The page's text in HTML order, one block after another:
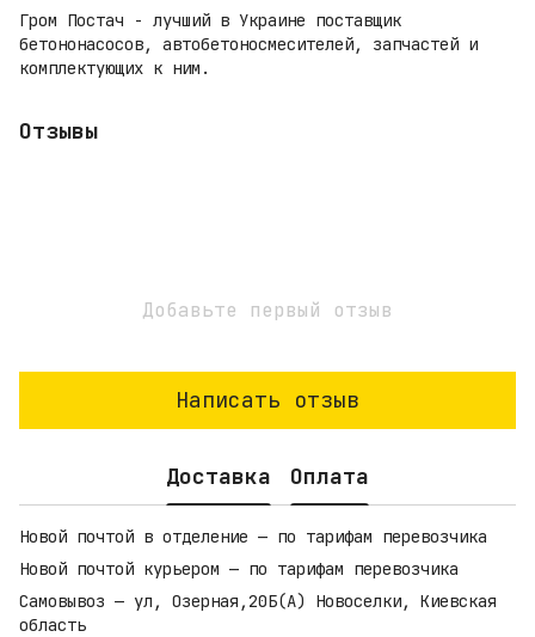
Гром Постач - лучший в Украине поставщик
бетононасосов, автобетоносмесителей, запчастей и
комплектующих к ним.
Отзывы
Добавьте первый отзыв
Написать отзыв
Доставка Оплата
Новой почтой в отделение — по тарифам перевозчика
Новой почтой курьером — по тарифам перевозчика
Самовывоз — ул, Озерная,20Б(А) Новоселки, Киевская
область